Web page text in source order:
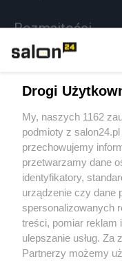
Rozmaitości
Sport
Społeczeństwo
Kultura
X
Drogi
My, naszych 1162
podmioty z
przechowujemy
przetwarzamy dane
identyfikatory,
urządzenie czy dane
spersonalizowanych
treści, pomiar reklam
ulepszanie usług. Za
Partnerzy możemy